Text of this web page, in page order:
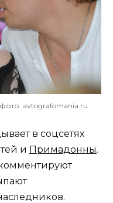
avtografomania.ru
в соцсетях
и Примадонны.